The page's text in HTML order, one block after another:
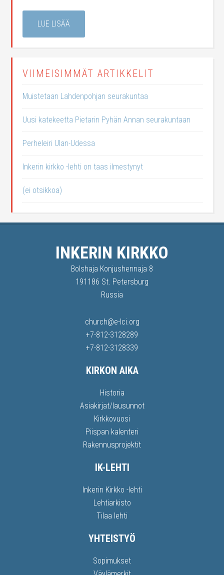
LUE LISÄÄ
VIIMEISIMMÄT ARTIKKELIT
Muistetaan Lahdenpohjan seurakuntaa
Uusi katekeetta Pietarin Pyhän Annan seurakuntaan
Perheleiri Ulan-Udessa
Inkerin kirkko -lehti on taas ilmestynyt
(ei otsikkoa)
INKERIN KIRKKO
Bolshaja Konjushennaja 8
191186 St. Petersburg
Russia
church@e-lci.org
+7-812-3128289
+7-812-3128339
KIRKON AIKA
Historia
Asiakirjat/lausunnot
Kirkkovuosi
Piispan kalenteri
Rakennusprojektit
IK-LEHTI
Inkerin Kirkko -lehti
Lehtiarkisto
Tilaa lehti
YHTEISTYÖ
Sopimukset